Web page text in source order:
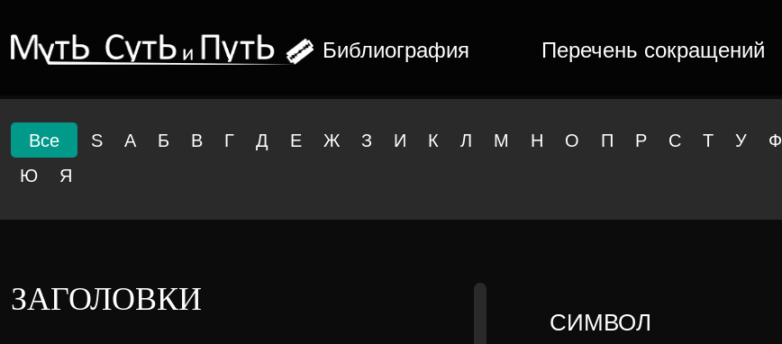
Библиография Перечень сокращений
Все S А Б В Г Д Е Ж З И К Л М Н О П Р С Т У Ф
Ю
Я
ЗАГОЛОВКИ
СИМВОЛ